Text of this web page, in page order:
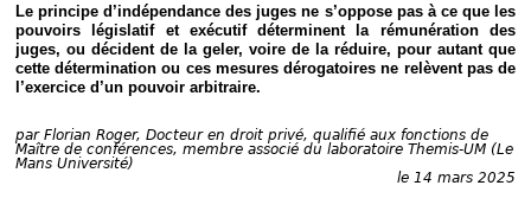
Le principe d’indépendance des juges ne s’oppose pas à ce que les
pouvoirs législatif et exécutif déterminent la rémunération des
juges, ou décident de la geler, voire de la réduire, pour autant que
cette détermination ou ces mesures dérogatoires ne relèvent pas de
l’exercice d’un pouvoir arbitraire.
par Florian Roger, Docteur en droit privé, qualifié aux fonctions de
Maître de conférences, membre associé du laboratoire Themis-UM (Le
Mans Université)
le 14 mars 2025